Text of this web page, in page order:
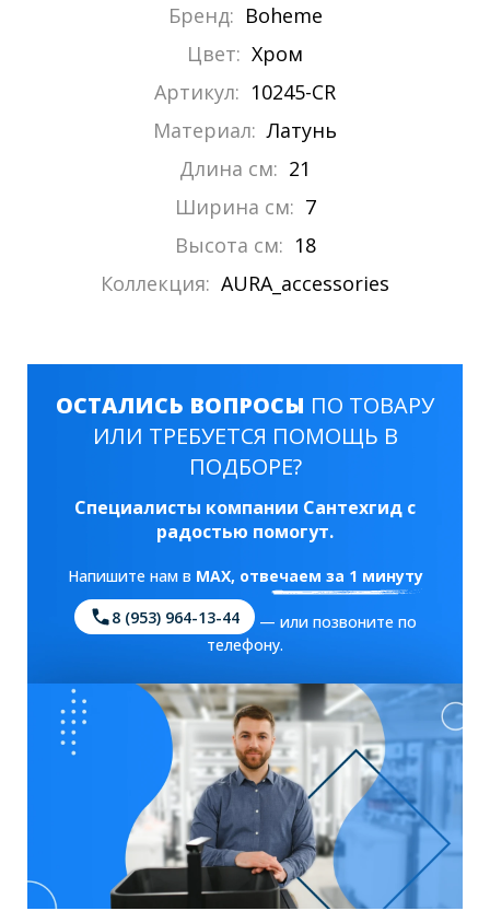
Бренд: Boheme
Цвет: Хром
Артикул: 10245-CR
Материал: Латунь
Длина см: 21
Ширина см: 7
Высота см: 18
Коллекция: AURA_accessories
ОСТАЛИСЬ ВОПРОСЫ ПО ТОВАРУ
ИЛИ ТРЕБУЕТСЯ ПОМОЩЬ В
ПОДБОРЕ?
Специалисты компании Сантехгид с
радостью помогут.
Напишите нам в MAX, отвечаем за 1 минуту
8 (953) 964-13-44
— или позвоните по
телефону.